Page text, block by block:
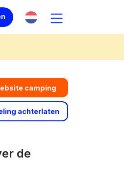
camping
achterlaten
de